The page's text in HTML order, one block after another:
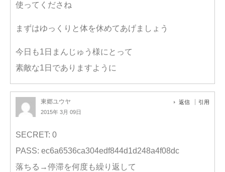
使ってくださね
まずはゆっくりと体を休めてあげましょう
今日も1日まんじゅう様にとって
素敵な1日でありますように
東郷ユウヤ
2015年 3月 09日
返信 引用
SECRET: 0
PASS: ec6a6536ca304edf844d1d248a4f08dc
落ちる→停滞を何度も繰り返して